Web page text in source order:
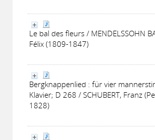
Le bal des fleurs / MENDELSSOHN
Félix (1809-1847)
Bergknappenlied : für vier
Klavier; D 268 / SCHUBERT, Franz
1828)